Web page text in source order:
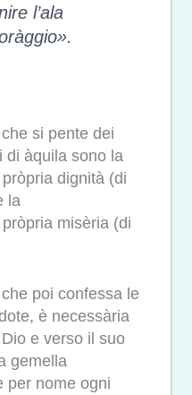
l’ala
si pente dei
di àquila sono la
dignità (di
la
misèria (di
poi confessa le
è necessària
e verso il suo
gemella
per nome ogni